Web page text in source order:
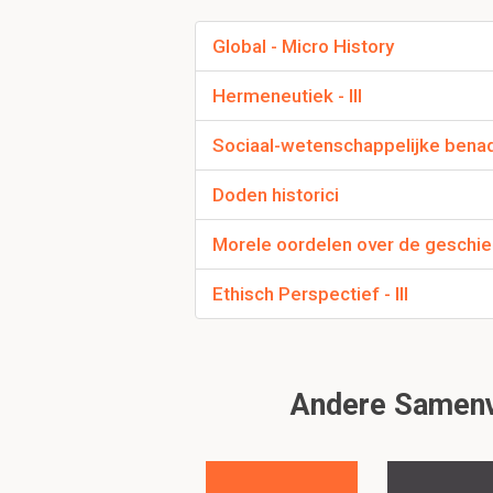
Casestudie
revoluties.
Sleutel ideeën bij
- lineaire vooruitgang
- idee van gelijkheid
- machthebber moet
De sleutel ideeën
Global - Micro History
Hermeneutiek - III
Sociaal-wetenschappelijke
Doden historici
Morele oordelen over de
Ethisch Perspectief - III
Andere